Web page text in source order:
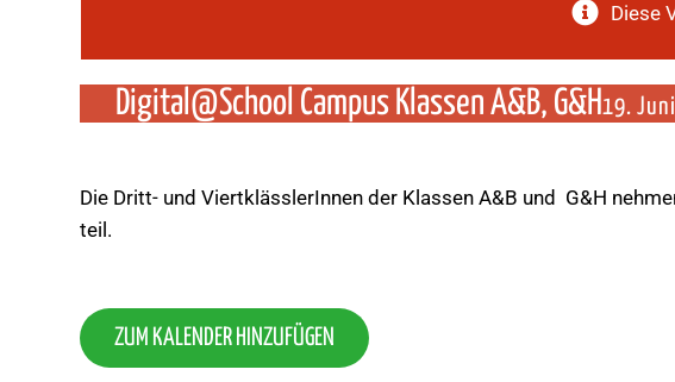
Diese
Digital@School Campus Klassen A&B, G&H19.
Die Dritt- und ViertklässlerInnen der Klassen A&B und G&H
teil.
ZUM KALENDER HINZUFÜGEN